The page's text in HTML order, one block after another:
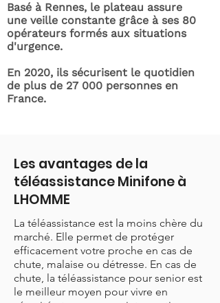
Basé à Rennes, le plateau assure
une veille constante grâce à ses 80
opérateurs formés aux situations
d'urgence.
En 2020, ils sécurisent le quotidien
de plus de 27 000 personnes en
France.
Les avantages de la
téléassistance Minifone à
LHOMME
La téléassistance est la moins chère du
marché. Elle permet de protéger
efficacement votre proche en cas de
chute, malaise ou détresse. En cas de
chute, la téléassistance pour senior est
le meilleur moyen pour vivre en